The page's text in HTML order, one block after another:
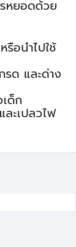
หยอดด้วย
อนำไปใช้
รด และด่าง
ด็ก
ะเปลวไฟ